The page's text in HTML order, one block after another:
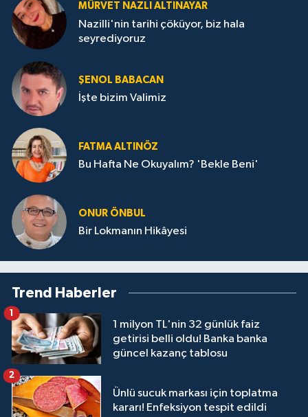
MÜRVET NAZLI ALTINAYAR
Nazilli'nin tarihi çöküyor, biz hala
seyrediyoruz
ŞENOL BABACAN
İşte bizim Valimiz
FATMA ALTINÖZ
Bu Hafta Ne Okuyalım? 'Bekle Beni'
ONUR ÖNBUL
Bir Lokmanın Hikâyesi
Trend Haberler
1 milyon TL'nin 32 günlük faiz
getirisi belli oldu! Banka banka
güncel kazanç tablosu
1
Ünlü sucuk markası için toplatma
kararı! Enfeksiyon tespit edildi
2